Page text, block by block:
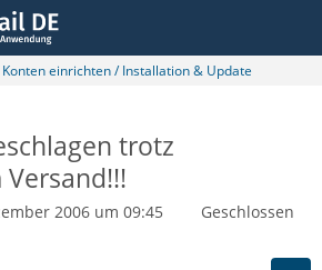
einrichten / Installation & Update
trotz
2006 um 09:45
Geschlossen